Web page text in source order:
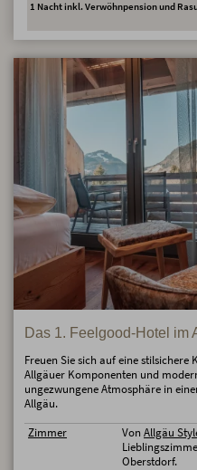
1 Nacht inkl. Verwöhnpension und
Das 1. Feelgood-Hotel im
Freuen Sie sich auf eine
Allgäuer Komponenten und
ungezwungene Atmosphäre in
Allgäu.
Zimmer
Von Allgäu
Oberstdorf.